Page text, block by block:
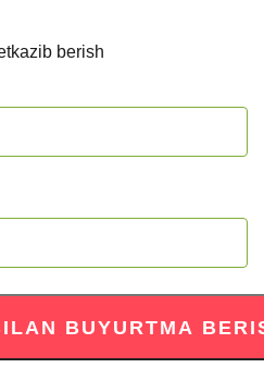
berish